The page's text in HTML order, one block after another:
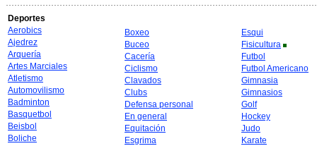
Deportes
Aerobics
Ajedrez
Arquería
Artes Marciales
Atletismo
Automovilismo
Badminton
Basquetbol
Beisbol
Boliche
Boxeo
Buceo
Cacería
Ciclismo
Clavados
Clubs
Defensa personal
En general
Equitación
Esgrima
Esqui
Fisicultura
Futbol
Futbol Americano
Gimnasia
Gimnasios
Golf
Hockey
Judo
Karate